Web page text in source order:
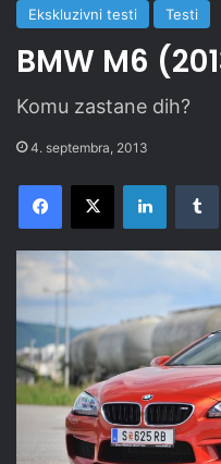
Ekskluzivni testi Testi
BMW M6
Komu zastane dih?
4. septembra, 2013
Facebook
X LinkedIn